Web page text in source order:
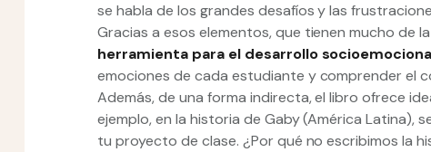
se habla de los grandes desafíos y las
Gracias a esos elementos, que tienen mucho de
herramienta para el desarrollo
emociones de cada estudiante y comprender el
Además, de una forma indirecta, el libro ofrece
ejemplo, en la historia de Gaby (América Latina),
tu proyecto de clase. ¿Por qué no escribimos la